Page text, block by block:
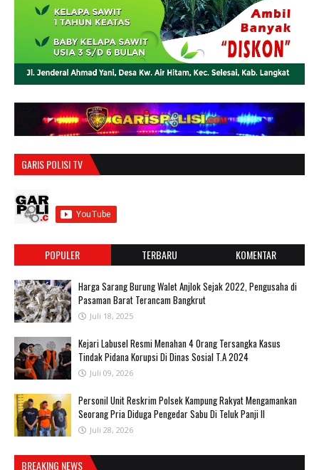
GARIS POLISI TV
POPULER TERBARU KOMENTAR
Harga Sarang Burung Walet Anjlok Sejak 2022, Pengusaha di
Pasaman Barat Terancam Bangkrut
Juli 18, 2025
‎Kejari Labusel Resmi Menahan 4 Orang Tersangka Kasus
Tindak Pidana Korupsi Di Dinas Sosial T.A 2024
Juli 09, 2026
Personil Unit Reskrim Polsek Kampung Rakyat Mengamankan
Seorang Pria Diduga Pengedar Sabu Di Teluk Panji II
Juli 28, 2026
BREAKING NEWS